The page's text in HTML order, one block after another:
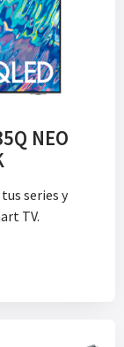
NEO
series y
TV.